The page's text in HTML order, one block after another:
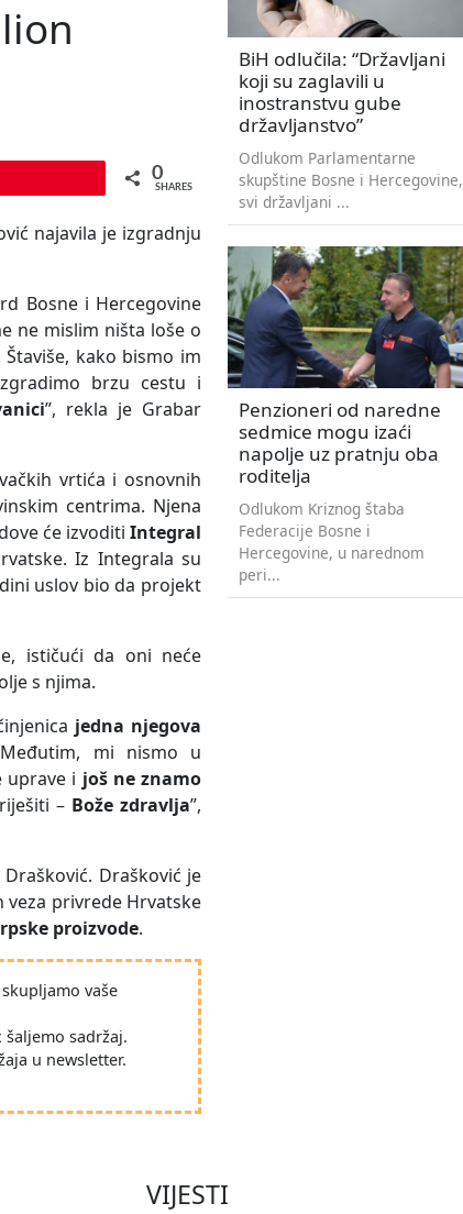
0
SHARES
najavila je izgradnju
Bosne i Hercegovine
ne mislim ništa loše o
Štaviše, kako bismo im
brzu cestu i
”, rekla je Grabar
vrtića i osnovnih
centrima. Njena
će izvoditiIntegral
Iz Integrala su
uslov bio da projekt
ističući da oni neće
s njima.
jedna njegova
mi nismo u
uprave i još ne znamo
– Bože zdravlja”,
Drašković je
privrede Hrvatske
proizvode.
vaše
sadržaj.
u newsletter.
BiH odlučila: “Državljani
koji su zaglavili u
inostranstvu gube
državljanstvo”
Odlukom Parlamentarne
skupštine Bosne i Hercegovine,
svi državljani ...
Penzioneri od naredne
sedmice mogu izaći
napolje uz pratnju oba
roditelja
Odlukom Kriznog štaba
Federacije Bosne i
Hercegovine, u narednom
peri...
VIJESTI